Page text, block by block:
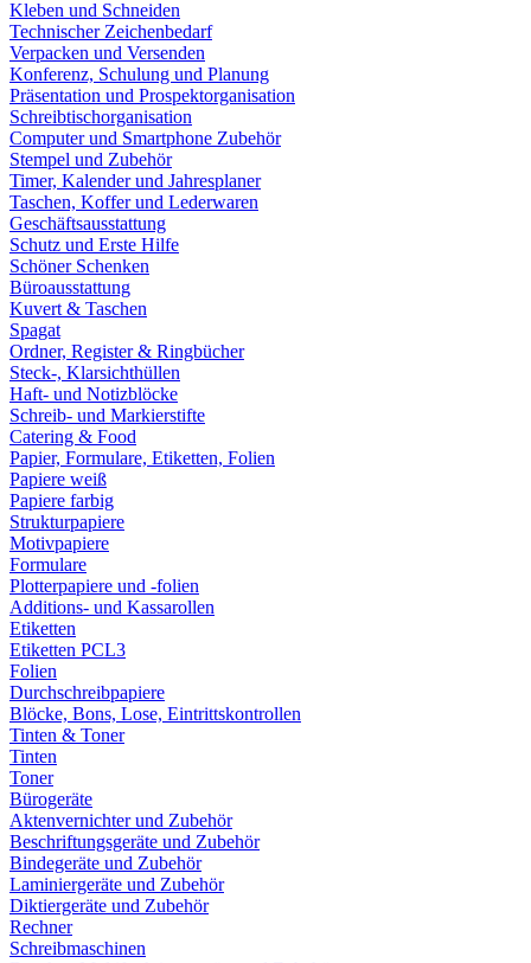
Kleben und Schneiden
Technischer Zeichenbedarf
Verpacken und Versenden
Konferenz, Schulung und Planung
Präsentation und Prospektorganisation
Schreibtischorganisation
Computer und Smartphone Zubehör
Stempel und Zubehör
Timer, Kalender und Jahresplaner
Taschen, Koffer und Lederwaren
Geschäftsausstattung
Schutz und Erste Hilfe
Schöner Schenken
Büroausstattung
Kuvert & Taschen
Spagat
Ordner, Register & Ringbücher
Steck-, Klarsichthüllen
Haft- und Notizblöcke
Schreib- und Markierstifte
Catering & Food
Papier, Formulare, Etiketten, Folien
Papiere weiß
Papiere farbig
Strukturpapiere
Motivpapiere
Formulare
Plotterpapiere und -folien
Additions- und Kassarollen
Etiketten
Etiketten PCL3
Folien
Durchschreibpapiere
Blöcke, Bons, Lose, Eintrittskontrollen
Tinten & Toner
Tinten
Toner
Bürogeräte
Aktenvernichter und Zubehör
Beschriftungsgeräte und Zubehör
Bindegeräte und Zubehör
Laminiergeräte und Zubehör
Diktiergeräte und Zubehör
Rechner
Schreibmaschinen